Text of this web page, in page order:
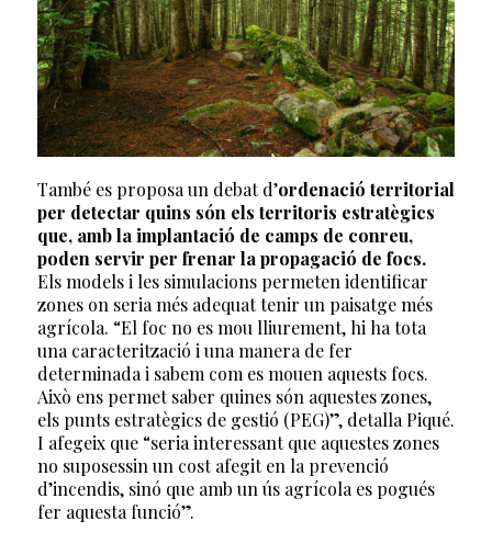
També es proposa un debat d’ordenació territorial
per detectar quins són els territoris estratègics
que, amb la implantació de camps de conreu,
poden servir per frenar la propagació de focs.
Els models i les simulacions permeten identificar
zones on seria més adequat tenir un paisatge més
agrícola. “El foc no es mou lliurement, hi ha tota
una caracterització i una manera de fer
determinada i sabem com es mouen aquests focs.
Això ens permet saber quines són aquestes zones,
els punts estratègics de gestió (PEG)”, detalla Piqué.
I afegeix que “seria interessant que aquestes zones
no suposessin un cost afegit en la prevenció
d’incendis, sinó que amb un ús agrícola es pogués
fer aquesta funció”.